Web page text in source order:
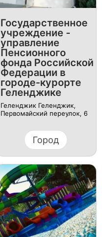
Государственное
учреждение -
управление
Пенсионного
фонда Российской
Федерации в
городе-курорте
Геленджике
Геленджик Геленджик,
Первомайский переулок, 6
Город